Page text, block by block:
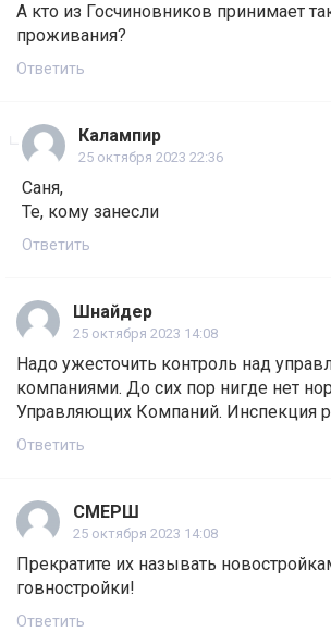
А кто из Госчиновников принимает
проживания?
Ответить
Калампир
25 октября 2023 22:36
Саня,
Те, кому занесли
Ответить
Шнайдер
25 октября 2023 14:08
Надо ужесточить контроль над
компаниями. До сих пор нигде нет
Управляющих Компаний. Инспекция
Ответить
СМЕРШ
25 октября 2023 14:08
Прекратите их называть
говностройки!
Ответить